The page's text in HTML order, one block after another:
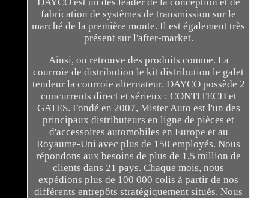
fabrication de systèmes de transmission sur le
marché de la première monte. Il est également très
présent sur l'after-market.
Ainsi, on retrouve des produits comme. La
courroie de distribution le kit distribution le galet
tendeur la courroie alternateur. DAYCO possède 2
concurrents direct et sérieux : CONTITECH et
GATES. Fondé en 2007, Mister Auto est l'un des
principaux distributeurs en ligne de pièces et
d'accessoires automobiles en Europe et au
Royaume-Uni avec plus de 150 employés. Nous
répondons aux besoins de plus de 1,5 million de
clients dans 21 pays. Chaque mois, nous
expédions plus de 100 000 colis à partir de nos
différents entrepôts stratégiquement situés. Nous